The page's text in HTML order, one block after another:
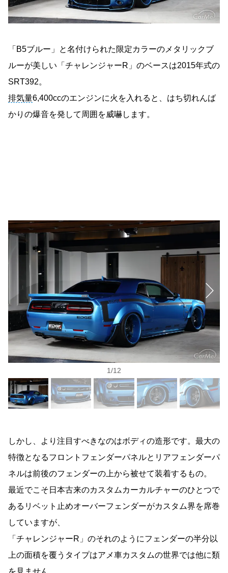
「B5ブルー」と名付けられた限定カラーのメタリックブ
ルーが美しい「チャレンジャーR」のベースは2015年式の
SRT392。
排気量6,400ccのエンジンに火を入れると、はち切れんば
かりの爆音を発して周囲を威嚇します。
1/12
しかし、より注目すべきなのはボディの造形です。最大の
特徴となるフロントフェンダーパネルとリアフェンダーパ
ネルは前後のフェンダーの上から被せて装着するもの。
最近でこそ日本古来のカスタムカーカルチャーのひとつで
あるリベット止めオーバーフェンダーがカスタム界を席巻
していますが、
「チャレンジャーR」のそれのようにフェンダーの半分以
上の面積を覆うタイプはアメ車カスタムの世界では他に類
を見ません。